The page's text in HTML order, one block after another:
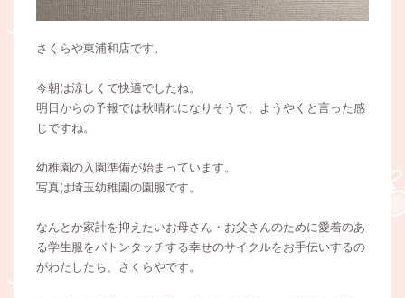
さくらや東浦和店です。
今朝は涼しくて快適でしたね。
明日からの予報では秋晴れになりそうで、ようやくと言った感
じですね。
幼稚園の入園準備が始まっています。
写真は埼玉幼稚園の園服です。
なんとか家計を抑えたいお⺟さん・お父さんのために愛着のあ
る学⽣服をバトンタッチする幸せのサイクルをお⼿伝いするの
がわたしたち、さくらやです。